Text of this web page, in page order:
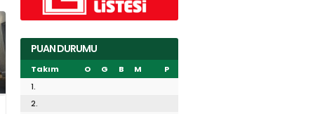
PUAN DURUMU
Takım O G B M
P
1.
2.